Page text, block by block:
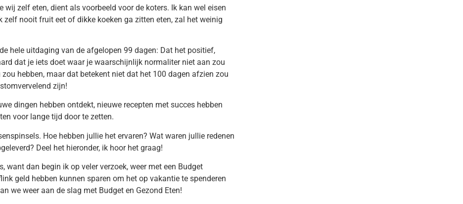
zelf eten, dient als voorbeeld voor de koters. Ik kan wel eisen
nooit fruit eet of dikke koeken ga zitten eten, zal het weinig
hele uitdaging van de afgelopen 99 dagen: Dat het positief,
dat je iets doet waar je waarschijnlijk normaliter niet aan zou
hebben, maar dat betekent niet dat het 100 dagen afzien zou
zijn!
dingen hebben ontdekt, nieuwe recepten met succes hebben
voor lange tijd door te zetten.
Hoe hebben jullie het ervaren? Wat waren jullie redenen
Deel het hieronder, ik hoor het graag!
dan begin ik op veler verzoek, weer met een Budget
geld hebben kunnen sparen om het op vakantie te spenderen
we weer aan de slag met Budget en Gezond Eten!